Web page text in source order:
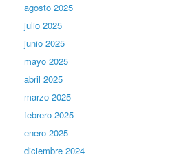
agosto 2025
julio 2025
junio 2025
mayo 2025
abril 2025
marzo 2025
febrero 2025
enero 2025
diciembre 2024